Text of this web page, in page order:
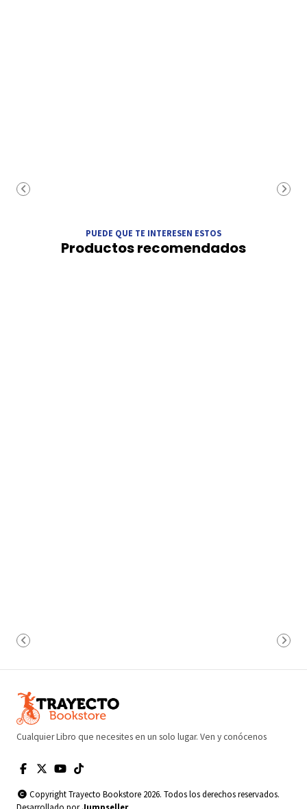
PUEDE QUE TE INTERESEN ESTOS
Productos recomendados
Cualquier Libro que necesites en un solo lugar. Ven y conócenos
Copyright Trayecto Bookstore 2026. Todos los derechos reservados.